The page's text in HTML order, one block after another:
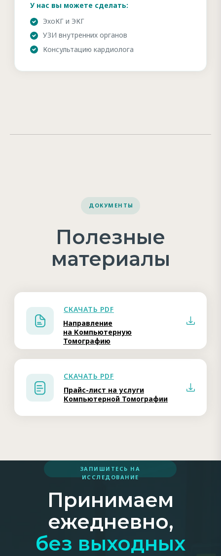
У нас вы можете сделать:
Консультацию кардиолога
УЗИ внутренних органов
ЭхоКГ и ЭКГ
Полезные
материалы
ДОКУМЕНТЫ
СКАЧАТЬ PDF
Прайс-лист на услуги
Компьютерной Томографии
Направление
на Компьютерную
Томографию
СКАЧАТЬ PDF
Принимаем
ежедневно,
без выходных
ЗАПИШИТЕСЬ НА
ИССЛЕДОВАНИЕ